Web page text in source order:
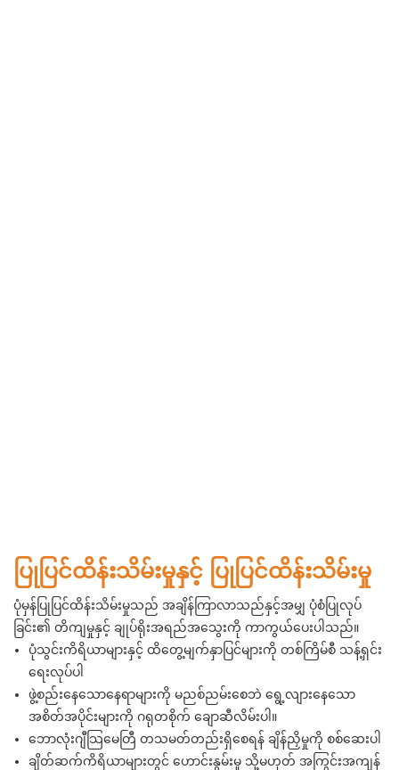
ပြုပြင်ထိန်းသိမ်းမှုနှင့် ပြုပြင်ထိန်းသိမ်းမှု
ပုံမှန်ပြုပြင်ထိန်းသိမ်းမှုသည် အချိန်ကြာလာသည်နှင့်အမျှ ပုံစံပြုလုပ်
ခြင်း၏ တိကျမှုနှင့် ချုပ်ရိုးအရည်အသွေးကို ကာကွယ်ပေးပါသည်။
ပုံသွင်းကိရိယာများနှင့် ထိတွေ့မျက်နှာပြင်များကို တစ်ကြိမ်စီ သန့်ရှင်း
ရေးလုပ်ပါ
ဖွဲ့စည်းနေသောနေရာများကို မညစ်ညမ်းစေဘဲ ရွေ့လျားနေသော
အစိတ်အပိုင်းများကို ဂရုတစိုက် ချောဆီလိမ်းပါ။
ဘောလုံးဂျီသြမေတြီ တသမတ်တည်းရှိစေရန် ချိန်ညှိမှုကို စစ်ဆေးပါ
ချိတ်ဆက်ကိရိယာများတွင် ဟောင်းနွမ်းမှု သို့မဟုတ် အကြွင်းအကျန်